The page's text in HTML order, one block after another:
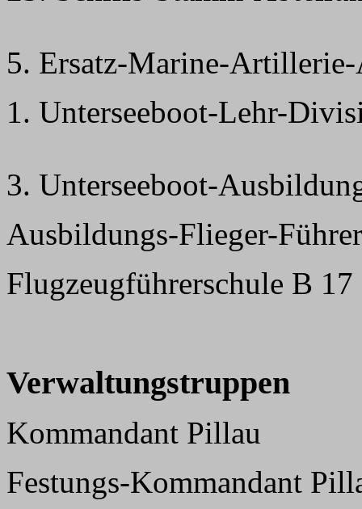
5. Ersatz-Marine-
1. Unterseeboot-Lehr-
3. Unterseeboot-
Ausbildungs-Flieger-
Flugzeugführerschule B 17
Verwaltungstruppen
Kommandant Pillau
Festungs-Kommandant